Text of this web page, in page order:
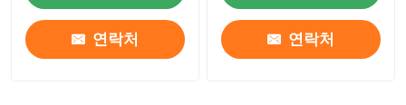
연락처 연락처